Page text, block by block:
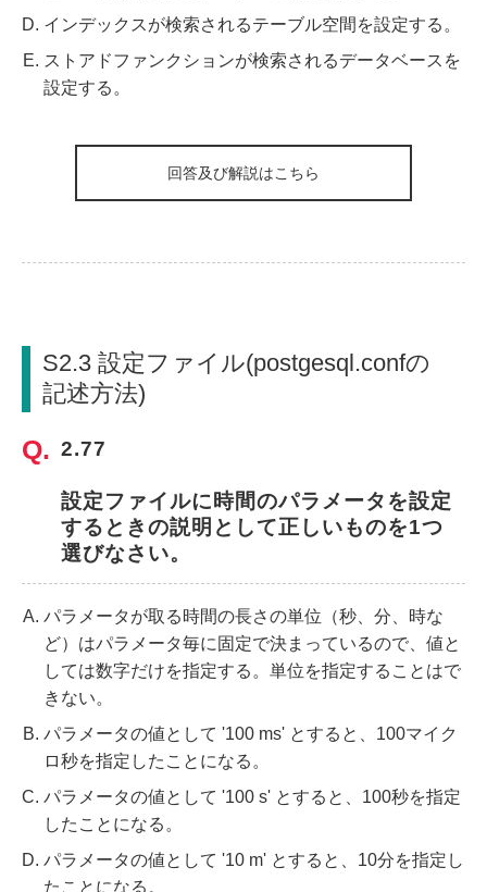
インデックスが検索されるテーブル空間を設定する。
ストアドファンクションが検索されるデータベースを
設定する。
回答及び解説はこちら
S2.3 設定ファイル(postgesql.confの
記述方法)
2.77
設定ファイルに時間のパラメータを設定
するときの説明として正しいものを1つ
選びなさい。
パラメータが取る時間の長さの単位（秒、分、時な
ど）はパラメータ毎に固定で決まっているので、値と
しては数字だけを指定する。単位を指定することはで
きない。
パラメータの値として '100 ms' とすると、100マイク
ロ秒を指定したことになる。
パラメータの値として '100 s' とすると、100秒を指定
したことになる。
パラメータの値として '10 m' とすると、10分を指定し
たことになる。